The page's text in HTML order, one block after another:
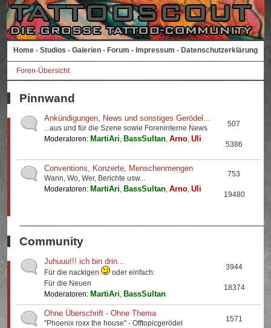
Home - Studios - Galerien - Forum - Impressum - Datenschutzerklärung
Foren-Übersicht
Pinnwand
Ankündigungen, News und sonstiges Gerödel...
...aus und für die Szene sowie Foreninterne News
Moderatoren: MartiAri, BassSultan,Arno,Uli
507
5386
Conventions, Konzerte, Menschenmengen
Wann, Wo, Wer, Berichte usw...
Moderatoren: MartiAri, BassSultan,Arno,Uli
753
19480
Community
Juhuuu!!! ich bin drin...
Für die nackigen
oder einfach:
Für die Neuen
Moderatoren: MartiAri, BassSultan
3944
18374
Ohne Überschrift - Ohne Thema
"Phoenix roxx the house" - Offtopicgerödel
1571